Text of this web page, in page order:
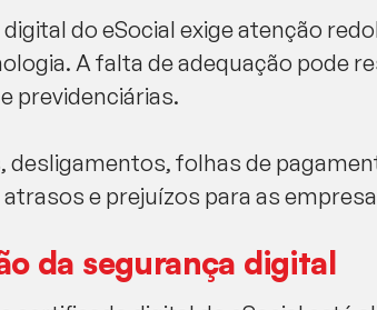
do eSocial exige atenção
A falta de adequação pode
previdenciárias.
desligamentos, folhas de
e prejuízos para as
da segurança digital